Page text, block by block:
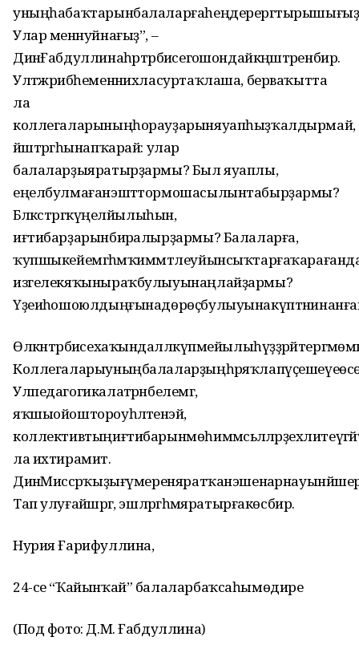
Улар менәнуйнағыҙ”, –
ДинәҒабдуллинаһәртәрбиәсегәошондайкәңәштәренбирә.
Ултәжрибәһеменәнихласуртаҡлаша, берваҡытта
ла
коллегаларыныңһорауҙарыняуапһыҙҡалдырмай,
йәштәргәһынапҡарай: улар
балаларҙыяратырҙармы? Был яуаплы,
еңелбулмағанэштәтормошасылынтабырҙармы?
Бәләкәстәргәкүңелйылыһын,
иғтибарҙарынбирәалырҙармы? Балаларға,
изгелекяҡыныраҡбулыуынаңлайҙармы?
Улпедагогикалатәрәнбелемгә,
яҡшыойоштороуһәләтенәэйә,
ла ихтирамитә.
Тап улуғайәшәргә, эшләргәһәмяратырғакөсбирә.
Нурия Ғарифуллина,
24-се “Ҡайынҡай” балаларбаҡсаһымөдире
(Под фото: Д.М. Ғабдуллина)